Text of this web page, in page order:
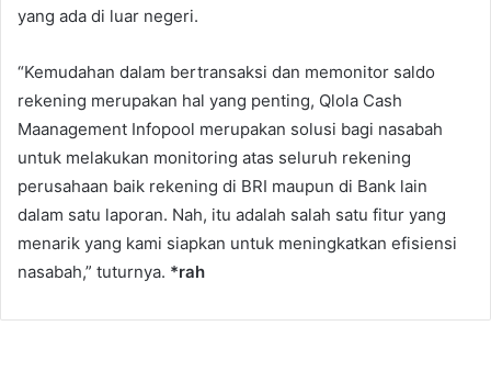
yang ada di luar negeri.
“Kemudahan dalam bertransaksi dan memonitor saldo
rekening merupakan hal yang penting, Qlola Cash
Maanagement Infopool merupakan solusi bagi nasabah
untuk melakukan monitoring atas seluruh rekening
perusahaan baik rekening di BRI maupun di Bank lain
dalam satu laporan. Nah, itu adalah salah satu fitur yang
menarik yang kami siapkan untuk meningkatkan efisiensi
nasabah,” tuturnya. *rah